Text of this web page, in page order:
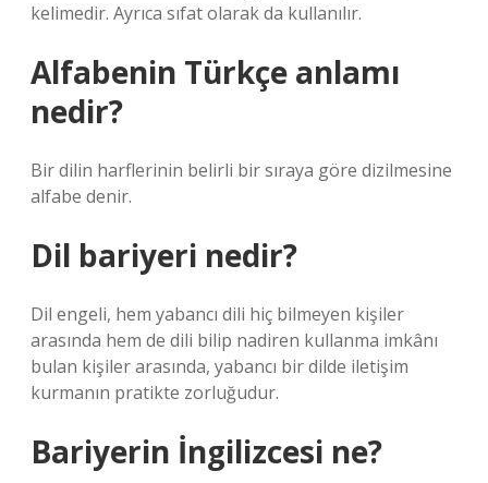
kelimedir. Ayrıca sıfat olarak da kullanılır.
Alfabenin Türkçe anlamı
nedir?
Bir dilin harflerinin belirli bir sıraya göre dizilmesine
alfabe denir.
Dil bariyeri nedir?
Dil engeli, hem yabancı dili hiç bilmeyen kişiler
arasında hem de dili bilip nadiren kullanma imkânı
bulan kişiler arasında, yabancı bir dilde iletişim
kurmanın pratikte zorluğudur.
Bariyerin İngilizcesi ne?